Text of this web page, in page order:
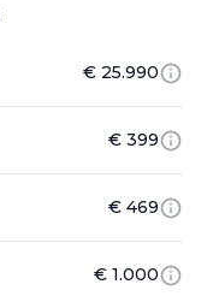
€ 25.990
€ 399
€ 469
€ 1.000